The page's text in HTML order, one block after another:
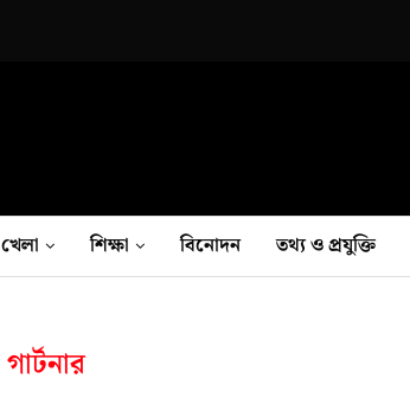
খেলা শিক্ষা বিনোদন তথ‍্য ও প্রযুক্তি
গার্টনার